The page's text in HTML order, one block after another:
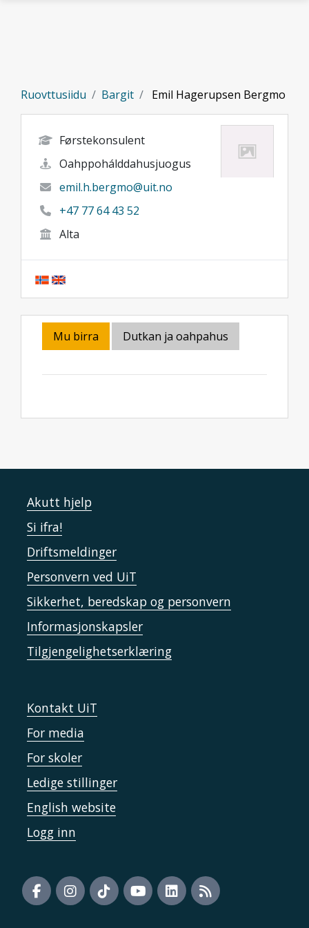
Ruovttusiidu Bargit Emil Hagerupsen Bergmo
Førstekonsulent
Oahppohálddahusjuogus
emil.h.bergmo@uit.no
+47 77 64 43 52
Alta
Mu birra Dutkan ja oahpahus
Akutt hjelp
Si ifra!
Driftsmeldinger
Personvern ved UiT
Sikkerhet, beredskap og personvern
Informasjonskapsler
Tilgjengelighetserklæring
Kontakt UiT
For media
For skoler
Ledige stillinger
English website
Logg inn